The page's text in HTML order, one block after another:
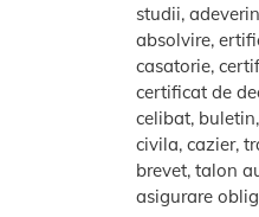
studii,
absolvire,
casatorie,
certificat de
celibat,
civila, cazier,
brevet, talon
asigurare